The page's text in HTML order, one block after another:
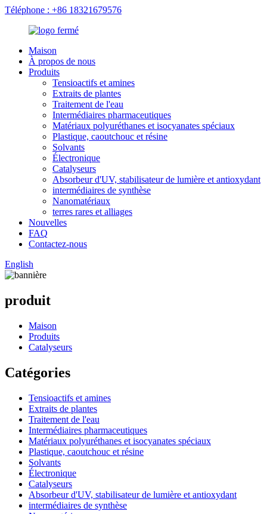
Téléphone : +86 18321679576
Maison
À propos de nous
Produits
Tensioactifs et amines
Extraits de plantes
Traitement de l'eau
Intermédiaires pharmaceutiques
Matériaux polyuréthanes et isocyanates spéciaux
Plastique, caoutchouc et résine
Solvants
Électronique
Catalyseurs
Absorbeur d'UV, stabilisateur de lumière et antioxydant
intermédiaires de synthèse
Nanomatériaux
terres rares et alliages
Nouvelles
FAQ
Contactez-nous
English
produit
Maison
Produits
Catalyseurs
Catégories
Tensioactifs et amines
Extraits de plantes
Traitement de l'eau
Intermédiaires pharmaceutiques
Matériaux polyuréthanes et isocyanates spéciaux
Plastique, caoutchouc et résine
Solvants
Électronique
Catalyseurs
Absorbeur d'UV, stabilisateur de lumière et antioxydant
intermédiaires de synthèse